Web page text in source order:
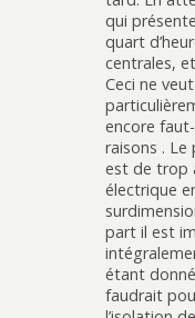
qui
quart
centrales,
Ceci ne
encore
raisons .
est de trop
électrique
part il est
étant
faudrait